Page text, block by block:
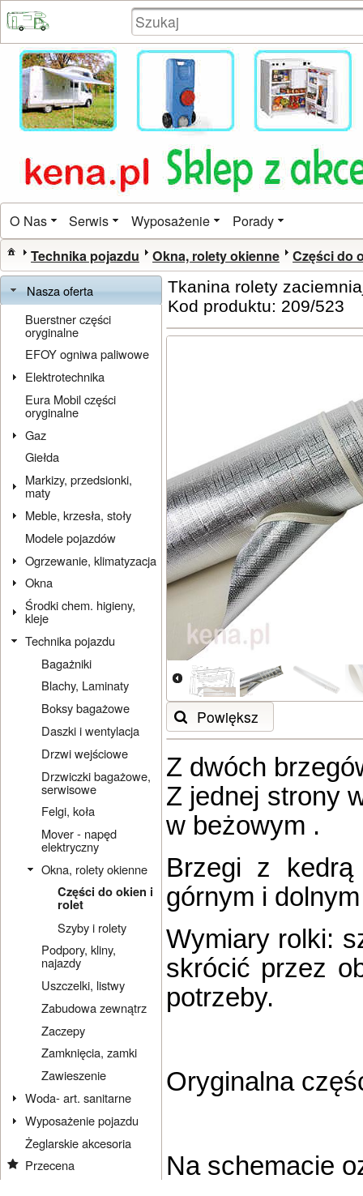
O Nas Serwis Wyposażenie Porady
Technika pojazdu Okna, rolety okienne Części do
Nasza oferta
Buerstner części
oryginalne
EFOY ogniwa paliwowe
Elektrotechnika
Eura Mobil części
oryginalne
Gaz
Giełda
Markizy, przedsionki,
maty
Meble, krzesła, stoły
Modele pojazdów
Ogrzewanie, klimatyzacja
Okna
Środki chem. higieny,
kleje
Technika pojazdu
Bagażniki
Blachy, Laminaty
Boksy bagażowe
Daszki i wentylacja
Drzwi wejściowe
Drzwiczki bagażowe,
serwisowe
Felgi, koła
Mover - napęd
elektryczny
Okna, rolety okienne
Części do okien i
rolet
Szyby i rolety
Podpory, kliny,
najazdy
Uszczelki, listwy
Zabudowa zewnątrz
Zaczepy
Zamknięcia, zamki
Zawieszenie
Woda- art. sanitarne
Wyposażenie pojazdu
Żeglarskie akcesoria
Przecena
Tkanina rolety
Kod produktu: 209/523
Powiększ
Z dwóch
Z jednej strony
w beżowym .
Brzegi z
górnym i
Wymiary rolki:
skrócić przez
potrzeby.
Oryginalna
Na schemacie